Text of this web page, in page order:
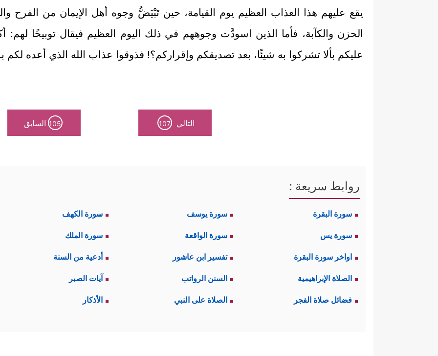
يقع عليهم هذا العذاب العظيم يوم القيامة، حين تَبْيَضُّ وجوه أهل الإيمان من الفرح
الحزن والكآبة، فأما الذين اسودَّت وجوههم في ذلك اليوم العظيم فيقال توبيخًا لهم:
عليكم بألا تشركوا به شيئًا، بعد تصديقكم وإقراركم؟! فذوقوا عذاب الله الذي أعده
التالي 107
105 السابق
روابط سريعة :
سورة البقرة سورة يوسف سورة الكهف
سورة يس سورة الواقعة سورة الملك
اواخر سورة البقرة تفسير ابن عاشور أدعية من السنة
الصلاة الإبراهيمية السنن الرواتب آيات الصبر
فضائل صلاة الفجر الصلاة على النبي الأذكار